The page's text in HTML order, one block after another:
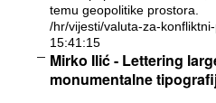
temu geopolitike prostora.
/hr/vijesti/valuta-za-
15:41:15
Mirko Ilić - Lettering
monumentalne